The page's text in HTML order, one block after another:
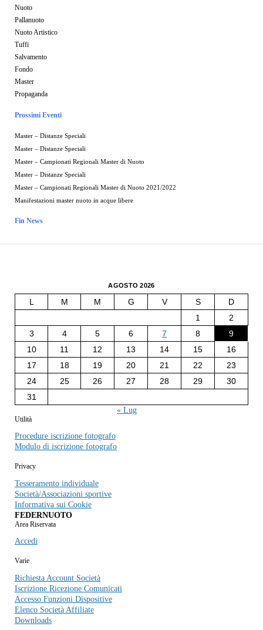
Nuoto
Pallanuoto
Nuoto Artistico
Tuffi
Salvamento
Fondo
Master
Propaganda
Prossimi Eventi
Master – Distanze Speciali
Master – Distanze Speciali
Master – Campionati Regionali Master di Nuoto
Master – Distanze Speciali
Master – Campionati Regionali Master di Nuoto 2021/2022
Manifestazioni master nuoto in acque libere
Fin News
AGOSTO 2026
L M M G V S
D
1
2
3
4 5 6 7 8
9
10
11 12 13 14 15
16
17
18 19 20 21 22
23
24
25 26 27 28 29
30
31
« Lug
Utilità
Procedure iscrizione fotografo
Modulo di iscrizione fotografo
Privacy
Tesseramento individuale
Società/Associazioni sportive
Informativa sui Cookie
FEDERNUOTO
Area Riservata
Accedi
Varie
Richiesta Account Società
Iscrizione Ricezione Comunicati
Accesso Funzioni Dispositive
Elenco Società Affiliate
Downloads